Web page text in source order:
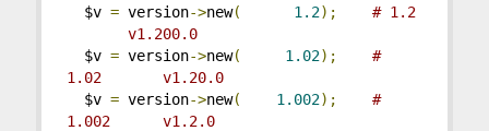
$v = version->new( 1.2);
# 1.2
v1.200.0
$v = version->new( 1.02);
#
1.02       v1.20.0
$v = version->new( 1.002);
#
1.002      v1.2.0